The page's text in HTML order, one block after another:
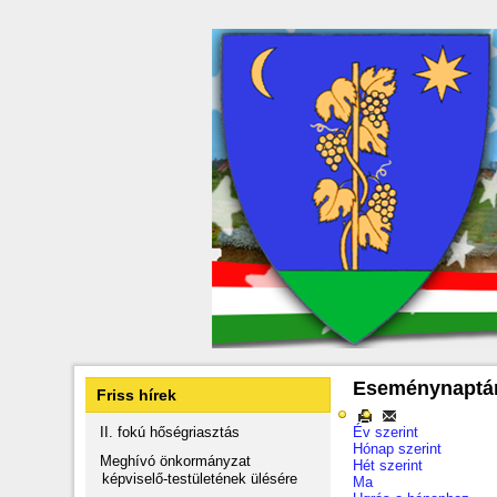
Friss hírek
II. fokú hőségriasztás
Meghívó önkormányzat
képviselő-testületének ülésére
Év szerint
Hónap szerint
Hét szerint
Ma